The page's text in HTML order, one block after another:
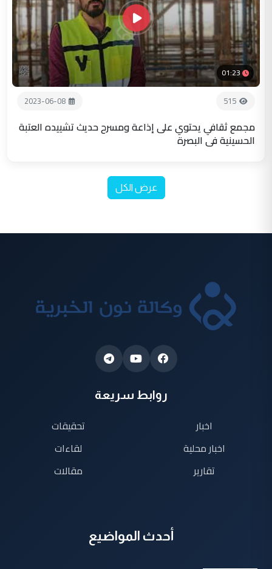
01:23
515
2023-06-08
مجمع ثقافي يحتوي على إذاعة ومسرح حديث تشييده العتبة
الحسينية في البصرة
عرض الكل
روابط سريعة
اخبار
اخبار محلية
تقارير
تحقيقات
لقاءات
مقالات
أحدث المواضيع